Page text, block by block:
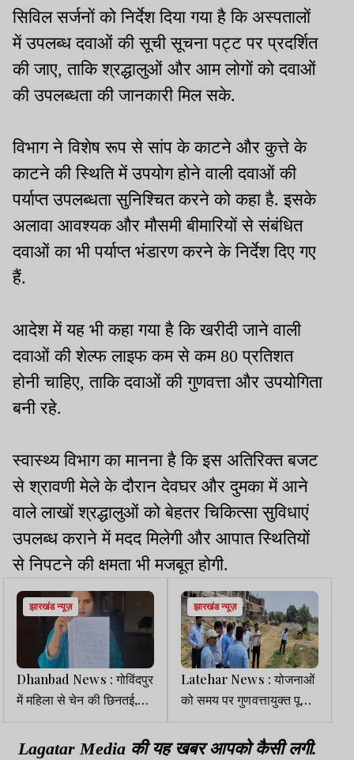
सिविल सर्जनों को निर्देश दिया गया है कि अस्पतालों
में उपलब्ध दवाओं की सूची सूचना पट्ट पर प्रदर्शित
की जाए, ताकि श्रद्धालुओं और आम लोगों को दवाओं
की उपलब्धता की जानकारी मिल सके.
विभाग ने विशेष रूप से सांप के काटने और कुत्ते के
काटने की स्थिति में उपयोग होने वाली दवाओं की
पर्याप्त उपलब्धता सुनिश्चित करने को कहा है. इसके
अलावा आवश्यक और मौसमी बीमारियों से संबंधित
दवाओं का भी पर्याप्त भंडारण करने के निर्देश दिए गए
हैं.
आदेश में यह भी कहा गया है कि खरीदी जाने वाली
दवाओं की शेल्फ लाइफ कम से कम 80 प्रतिशत
होनी चाहिए, ताकि दवाओं की गुणवत्ता और उपयोगिता
बनी रहे.
स्वास्थ्य विभाग का मानना है कि इस अतिरिक्त बजट
से श्रावणी मेले के दौरान देवघर और दुमका में आने
वाले लाखों श्रद्धालुओं को बेहतर चिकित्सा सुविधाएं
उपलब्ध कराने में मदद मिलेगी और आपात स्थितियों
से निपटने की क्षमता भी मजबूत होगी.
झारखंड न्यूज़
Dhanbad News : गोविंदपुर
में महिला से चेन की छिनतई,
डॉक्टर को दिखाने गई थी
पीड़िता
झारखंड न्यूज़
Latehar News : योजनाओं
को समय पर गुणवत्तायुक्‍त पूरा
करें: डीसी
Lagatar Media की यह खबर आपको कैसी लगी.